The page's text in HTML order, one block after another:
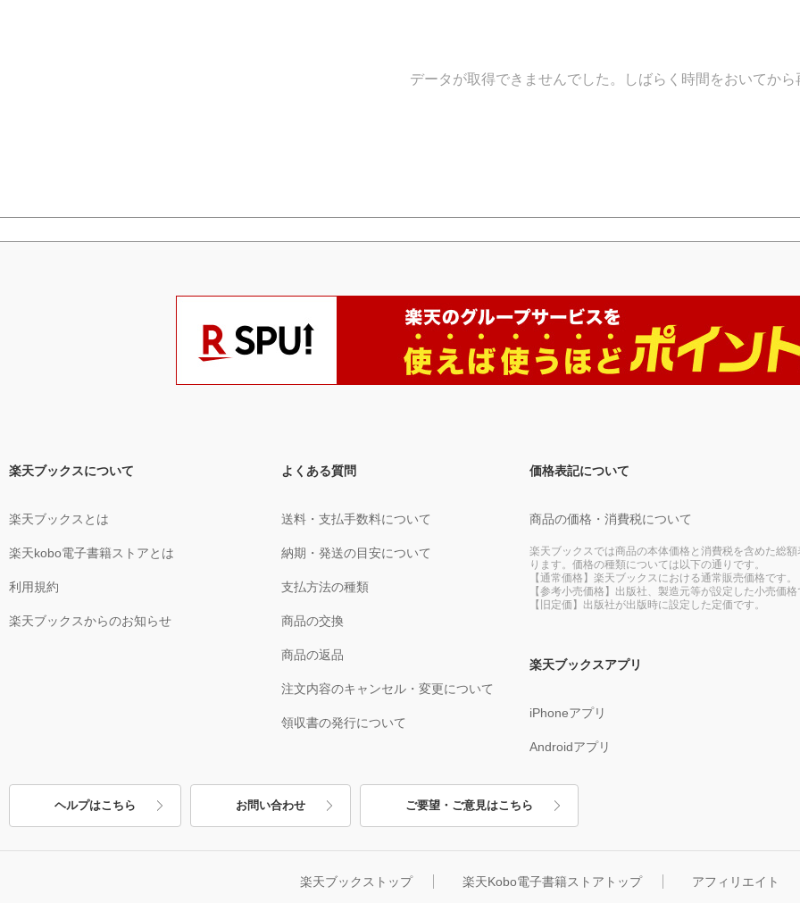
データが取得できませんでした。しばらく時間をおいてから
楽天ブックスについて
楽天ブックスとは
楽天kobo電子書籍ストアとは
利用規約
楽天ブックスからのお知らせ
よくある質問
送料・支払手数料について
納期・発送の目安について
支払方法の種類
商品の交換
商品の返品
注文内容のキャンセル・変更について
領収書の発行について
価格表記について
商品の価格・消費税について
楽天ブックスでは商品の本体価格と消費税を含めた総額
ります。価格の種類については以下の通りです。
【通常価格】楽天ブックスにおける通常販売価格です。
【参考小売価格】出版社、製造元等が設定した小売価格
【旧定価】出版社が出版時に設定した定価です。
楽天ブックスアプリ
iPhoneアプリ
Androidアプリ
ヘルプはこちら お問い合わせ ご要望・ご意見はこちら
楽天ブックストップ 楽天Kobo電子書籍ストアトップ アフィリエイト